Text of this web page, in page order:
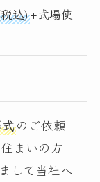
込)+式場使
のご依頼
まいの方
して当社へ